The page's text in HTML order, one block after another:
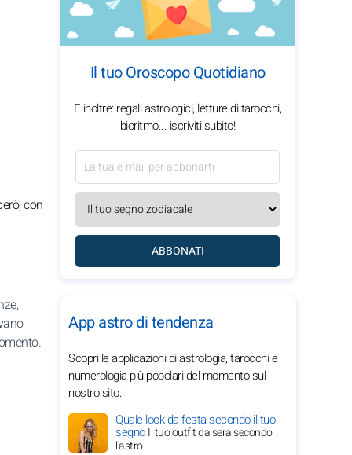
con
Il tuo Oroscopo Quotidiano
E inoltre: regali astrologici, letture di tarocchi,
bioritmo... iscriviti subito!
ABBONATI
App astro di tendenza
Scopri le applicazioni di astrologia, tarocchi e
numerologia più popolari del momento sul
nostro sito:
Quale look da festa secondo il tuo
segnoIl tuo outfit da sera secondo
l'astro